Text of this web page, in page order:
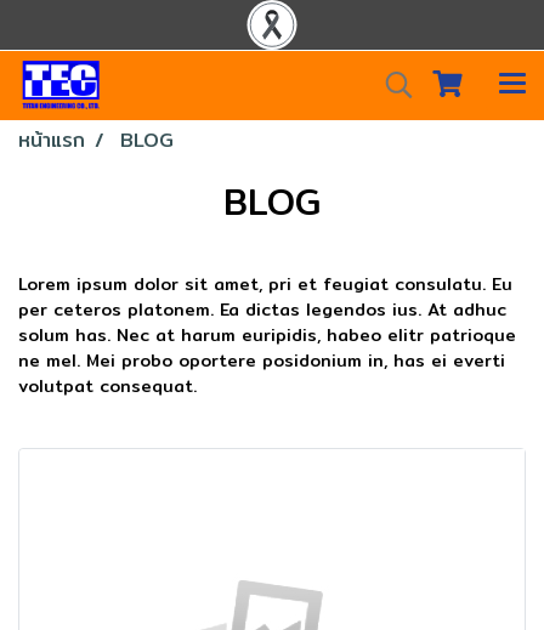
หน้าแรก BLOG
BLOG
Lorem ipsum dolor sit amet, pri et feugiat consulatu. Eu
per ceteros platonem. Ea dictas legendos ius. At adhuc
solum has. Nec at harum euripidis, habeo elitr patrioque
ne mel. Mei probo oportere posidonium in, has ei everti
volutpat consequat.